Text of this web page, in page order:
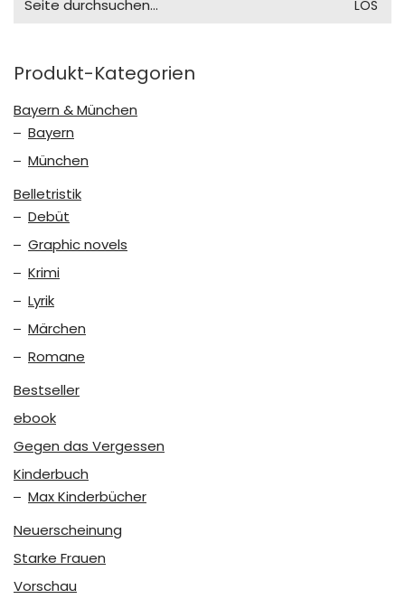
for:
Produkt-Kategorien
Bayern & München
Bayern
München
Belletristik
Debüt
Graphic novels
Krimi
Lyrik
Märchen
Romane
Bestseller
ebook
Gegen das Vergessen
Kinderbuch
Max Kinderbücher
Neuerscheinung
Starke Frauen
Vorschau